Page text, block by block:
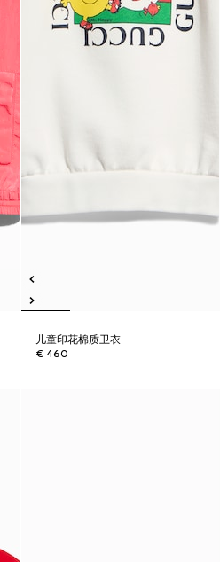
儿童印花棉质卫衣
€ 460